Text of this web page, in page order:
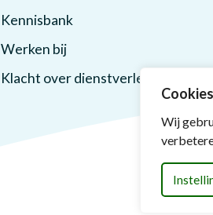
Wij
Kennisbank
Werken bij
Klacht over dienstverlening